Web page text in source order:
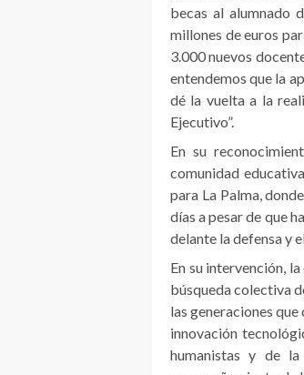
becas al alumnado
millones de euros
3.000 nuevos
entendemos que la
dé la vuelta a la
Ejecutivo”.
En su
comunidad
para La Palma,
días a pesar de que
delante la defensa y
En su intervención,
búsqueda colectiva
las generaciones
innovación
humanistas y de